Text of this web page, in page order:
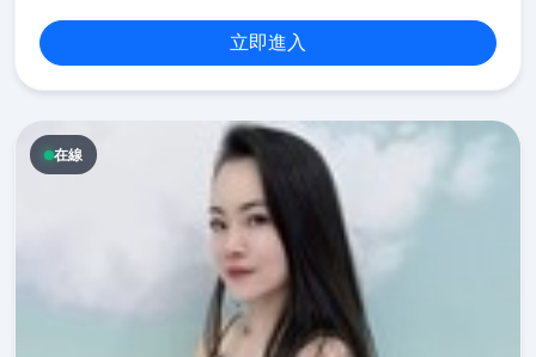
立即進入
在線